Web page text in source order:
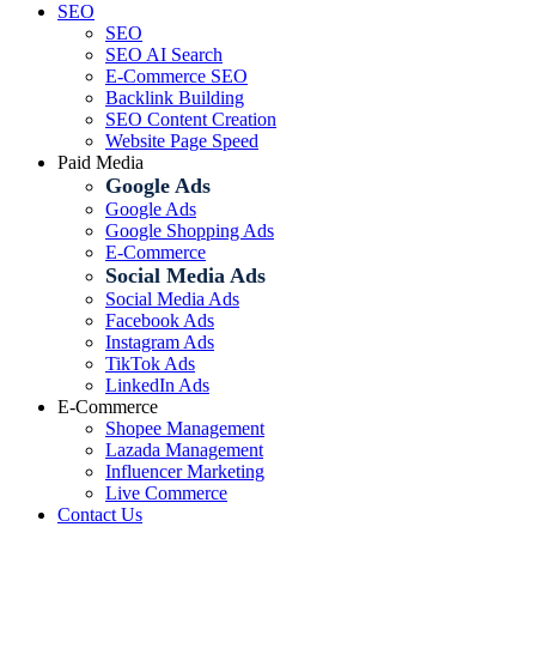
SEO
SEO
SEO AI Search
E-Commerce SEO
Backlink Building
SEO Content Creation
Website Page Speed
Paid Media
Google Ads
Google Ads
Google Shopping Ads
E-Commerce
Social Media Ads
Social Media Ads
Facebook Ads
Instagram Ads
TikTok Ads
LinkedIn Ads
E-Commerce
Shopee Management
Lazada Management
Influencer Marketing
Live Commerce
Contact Us